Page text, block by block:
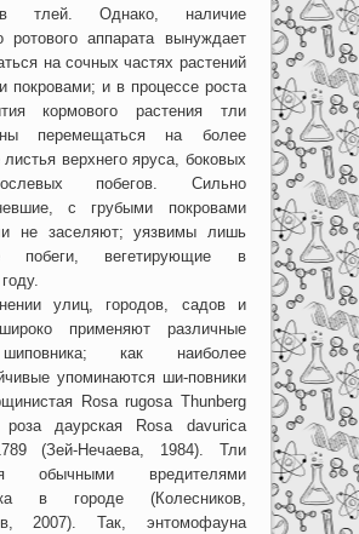
тлей. Однако, наличие
ротового аппарата вынуждает
на сочных частях растений
покровами; и в процессе роста
кормового растения тли
перемещаться на более
верхнего яруса, боковых
побегов. Сильно
с грубыми покровами
не заселяют; уязвимы лишь
побеги, вегетирующие в
улиц, городов, садов и
применяют различные
как наиболее
упоминаются ши-повники
Rosa rugosa Thunberg
даурская Rosa davurica
(Зей-Нечаева, 1984). Тли
обычными вредителями
в городе (Колесников,
2007). Так, энтомофауна